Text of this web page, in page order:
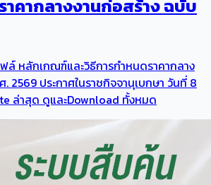
าคากลางงานก่อสร้าง ฉบับ
ล์ หลักเกณฑ์และวิธีการกําหนดราคากลาง
2569 ประกาศในราชกิจจานุเบกษา วันที่ 8
ล่าสุด ดูและDownload ทั้งหมด